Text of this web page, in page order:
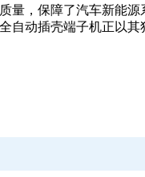
，保障了汽车新能
动插壳端子机正以